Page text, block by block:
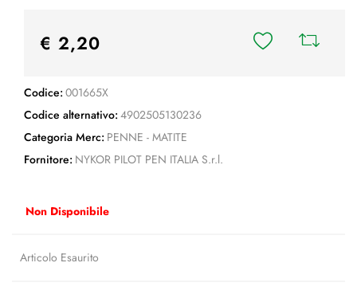
€ 2,20
Codice: 001665X
Codice alternativo: 4902505130236
Categoria Merc: PENNE - MATITE
Fornitore: NYKOR PILOT PEN ITALIA S.r.l.
Non Disponibile
Articolo Esaurito